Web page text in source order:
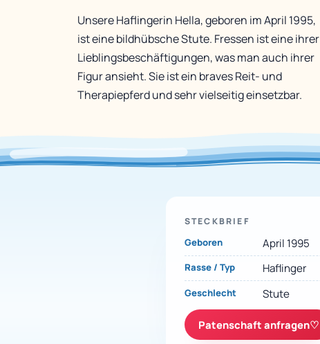
Unsere Haflingerin Hella, geboren im April 1995,
ist eine bildhübsche Stute. Fressen ist eine ihrer
Lieblingsbeschäftigungen, was man auch ihrer
Figur ansieht. Sie ist ein braves Reit- und
Therapiepferd und sehr vielseitig einsetzbar.
STECKBRIEF
Geboren April 1995
Rasse / Typ Haflinger
Geschlecht Stute
Patenschaft anfragen♡